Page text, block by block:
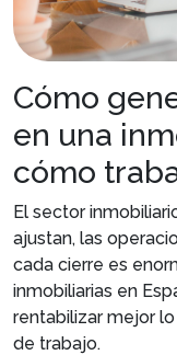
Cómo
en una
cómo
El sector
ajustan, las
cada cierre es
inmobiliarias en
rentabilizar mejor
de trabajo.